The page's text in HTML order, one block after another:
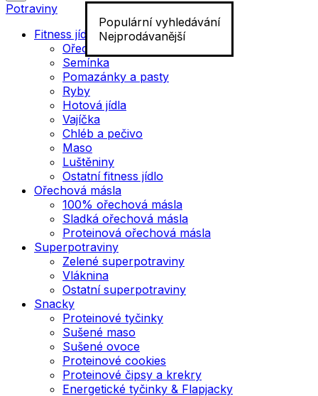
Populární vyhledávání
Nejprodávanější
Potraviny
Fitness jídlo
Ořechy
Semínka
Pomazánky a pasty
Ryby
Hotová jídla
Vajíčka
Chléb a pečivo
Maso
Luštěniny
Ostatní fitness jídlo
Ořechová másla
100% ořechová másla
Sladká ořechová másla
Proteinová ořechová másla
Superpotraviny
Zelené superpotraviny
Vláknina
Ostatní superpotraviny
Snacky
Proteinové tyčinky
Sušené maso
Sušené ovoce
Proteinové cookies
Proteinové čipsy a krekry
Energetické tyčinky & Flapjacky